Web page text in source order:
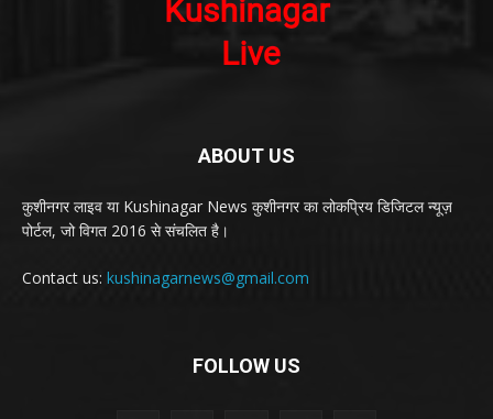
ABOUT US
कुशीनगर लाइव या Kushinagar News कुशीनगर का लोकप्रिय डिजिटल न्यूज़
पोर्टल, जो विगत 2016 से संचलित है।
Contact us: kushinagarnews@gmail.com
FOLLOW US